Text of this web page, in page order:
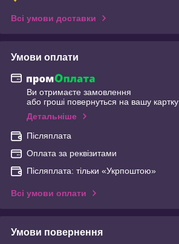
Всі умови доставки
Умови оплати
Ви отримаєте замовлення
або гроші повернуться на вашу картку
Детальніше
Післяплата
Оплата за реквізитами
Післяплата: тільки «Укрпоштою»
Всі умови оплати
Умови повернення